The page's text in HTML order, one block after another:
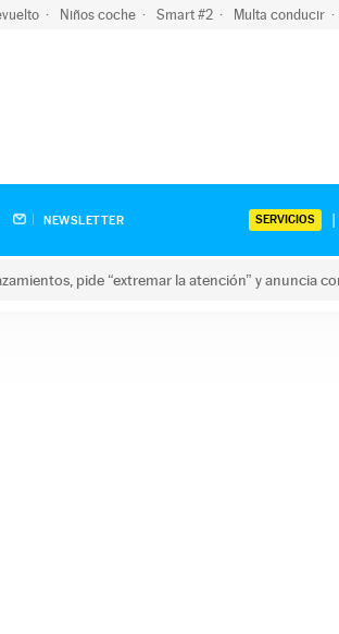
Niños coche Smart #2 Multa conducir
NEWSLETTER SERVICIOS
pide “extremar la atención” y anuncia